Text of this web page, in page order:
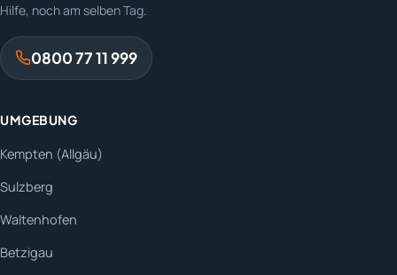
Hilfe, noch am selben Tag.
0800 77 11 999
UMGEBUNG
Kempten (Allgäu)
Sulzberg
Waltenhofen
Betzigau